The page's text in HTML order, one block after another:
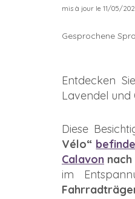
mis à jour le 11/05/
Gesprochene
Entdecken
Lavendel
Diese
Vélo“
Calavon
im